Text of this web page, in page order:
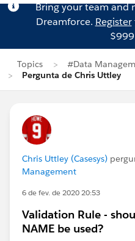
Bring your team and
Dreamforce. Register
$999
Topics
#Data
Pergunta de Chris Uttley
Chris Uttley (Casesys)
Management
6 de fev. de 2020 20:53
Validation Rule -
NAME be used?